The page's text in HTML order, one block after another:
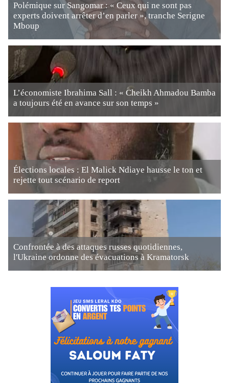
Polémique sur Sangomar : « Ceux qui ne sont pas
experts doivent arrêter d’en parler », tranche Serigne
Mboup
L’économiste Ibrahima Sall : « Cheikh Ahmadou Bamba
a toujours été en avance sur son temps »
Élections locales : El Malick Ndiaye hausse le ton et
rejette tout scénario de report
Confrontée à des attaques russes quotidiennes,
l'Ukraine ordonne des évacuations à Kramatorsk